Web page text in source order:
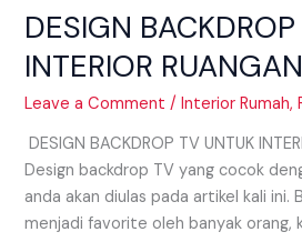
DESIGN
INTERIOR
Leave a Comment /Interior Rumah,
DESIGN BACKDROP TV UNTUK
Design backdrop TV yang cocok
anda akan diulas pada artikel kali ini.
menjadi favorite oleh banyak orang,